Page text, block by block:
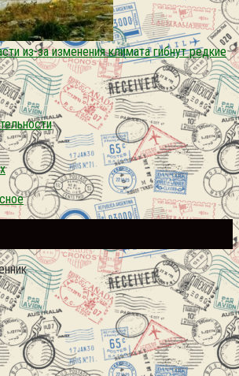
из-за изменения климата гибнут редкие